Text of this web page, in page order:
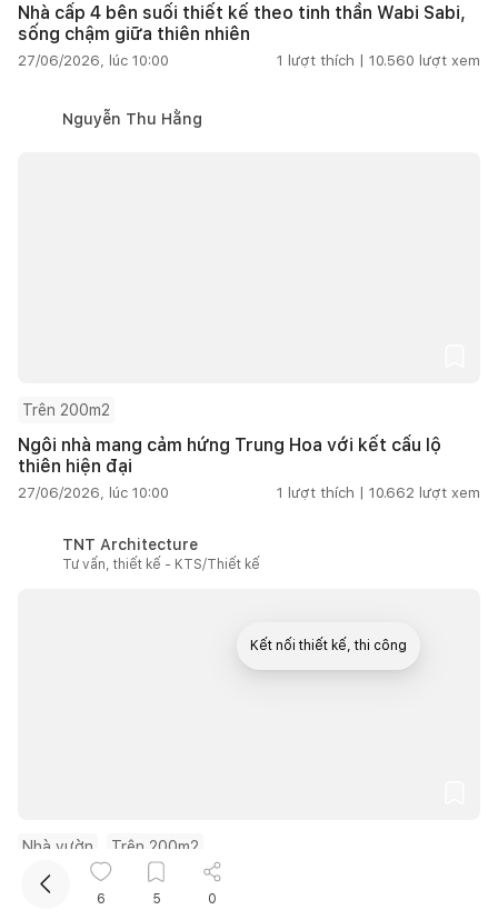
Nhà cấp 4 bên suối thiết kế theo tinh thần Wabi Sabi,
sống chậm giữa thiên nhiên
27/06/2026, lúc 10:00 1 lượt thích | 10.560 lượt xem
Nguyễn Thu Hằng
Trên 200m2
Ngôi nhà mang cảm hứng Trung Hoa với kết cấu lộ
thiên hiện đại
27/06/2026, lúc 10:00 1 lượt thích | 10.662 lượt xem
TNT Architecture
Tư vấn, thiết kế - KTS/Thiết kế
Nhà vườn Trên 200m2
Nhà vườn tại Ninh Bình gìn giữ nhà thờ tổ bằng giải
pháp tổ chức lại không gian
6 5 0
Kết nối thiết kế, thi công